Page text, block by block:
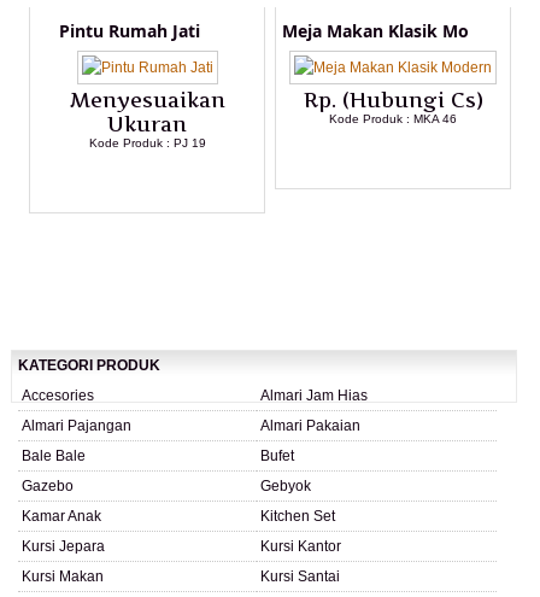
Pintu Rumah Jati
Menyesuaikan
Ukuran
Kode Produk : PJ 19
Meja Makan Klasik Mo
Rp. (Hubungi Cs)
Kode Produk : MKA 46
KATEGORI PRODUK
Accesories
Almari Jam Hias
Almari Pajangan
Almari Pakaian
Bale Bale
Bufet
Gazebo
Gebyok
Kamar Anak
Kitchen Set
Kursi Jepara
Kursi Kantor
Kursi Makan
Kursi Santai